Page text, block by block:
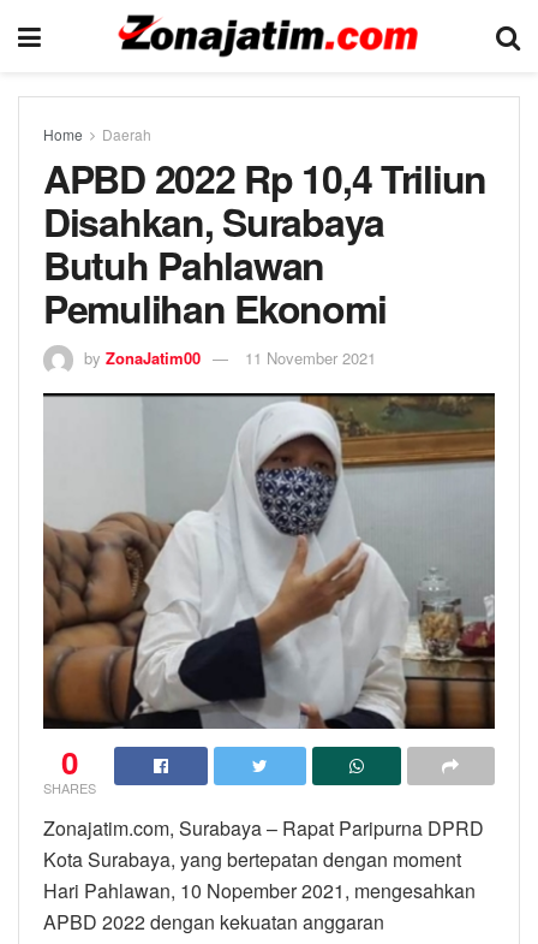
Home Daerah
APBD 2022 Rp 10,4 Triliun
Disahkan, Surabaya
Butuh Pahlawan
Pemulihan Ekonomi
by ZonaJatim00 11 November 2021
0
SHARES
Zonajatim.com, Surabaya – Rapat Paripurna DPRD
Kota Surabaya, yang bertepatan dengan moment
Hari Pahlawan, 10 Nopember 2021, mengesahkan
APBD 2022 dengan kekuatan anggaran